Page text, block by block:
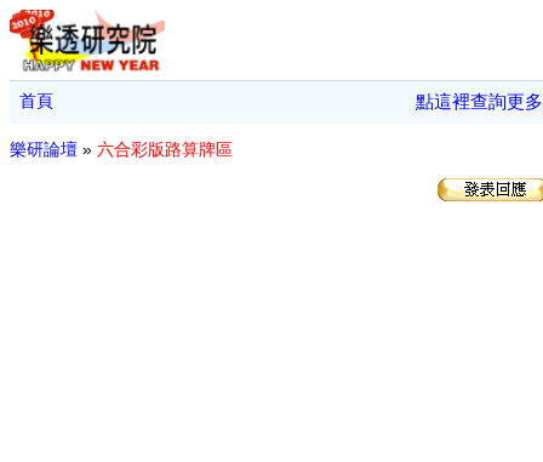
首頁 點這裡查詢更多
樂研論壇 » 六合彩版路算牌區